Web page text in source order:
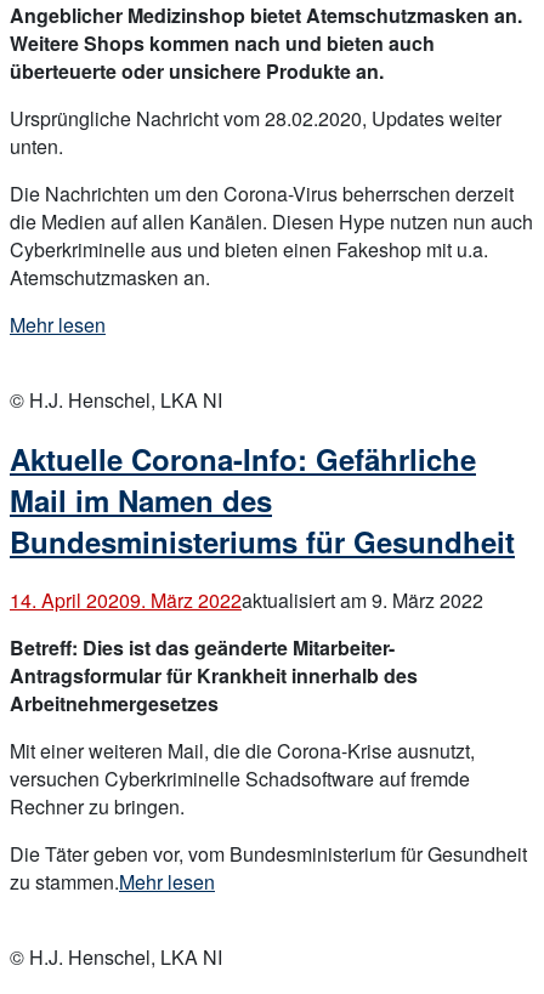
Angeblicher Medizinshop bietet Atemschutzmasken an.
Weitere Shops kommen nach und bieten auch
überteuerte oder unsichere Produkte an.
Ursprüngliche Nachricht vom 28.02.2020, Updates weiter
unten.
Die Nachrichten um den Corona-Virus beherrschen derzeit
die Medien auf allen Kanälen. Diesen Hype nutzen nun auch
Cyberkriminelle aus und bieten einen Fakeshop mit u.a.
Atemschutzmasken an.
„Fakeshop
um
Virus
aus“
Mehr lesen
post
© H.J. Henschel, LKA NI
Aktuelle Corona-Info: Gefährliche
Mail im Namen des
Bundesministeriums für Gesundheit
14. April 20209. März 2022aktualisiert am 9. März 2022
Betreff: Dies ist das geänderte Mitarbeiter-
Antragsformular für Krankheit innerhalb des
Arbeitnehmergesetzes
Mit einer weiteren Mail, die die Corona-Krise ausnutzt,
versuchen Cyberkriminelle Schadsoftware auf fremde
Rechner zu bringen.
Die Täter geben vor, vom Bundesministerium für Gesundheit
zu stammen.„Aktuelle
Gefährliche
Mehr lesen
post
© H.J. Henschel, LKA NI